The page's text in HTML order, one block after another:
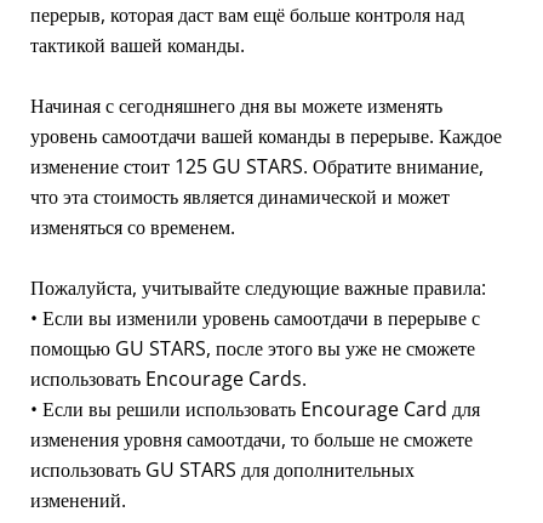
перерыв, которая даст вам ещё больше контроля над
тактикой вашей команды.
Начиная с сегодняшнего дня вы можете изменять
уровень самоотдачи вашей команды в перерыве. Каждое
изменение стоит 125 GU STARS. Обратите внимание,
что эта стоимость является динамической и может
изменяться со временем.
Пожалуйста, учитывайте следующие важные правила:
• Если вы изменили уровень самоотдачи в перерыве с
помощью GU STARS, после этого вы уже не сможете
использовать Encourage Cards.
• Если вы решили использовать Encourage Card для
изменения уровня самоотдачи, то больше не сможете
использовать GU STARS для дополнительных
изменений.